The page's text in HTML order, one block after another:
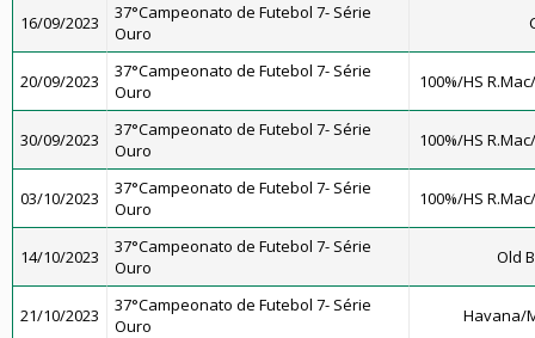
16/09/2023
37°Campeonato de Futebol 7- Série
Ouro
20/09/2023
37°Campeonato de Futebol 7- Série
Ouro
100%/HS
30/09/2023
37°Campeonato de Futebol 7- Série
Ouro
100%/HS
03/10/2023
37°Campeonato de Futebol 7- Série
Ouro
100%/HS
14/10/2023
37°Campeonato de Futebol 7- Série
Ouro
Old
21/10/2023
37°Campeonato de Futebol 7- Série
Ouro
Havana/